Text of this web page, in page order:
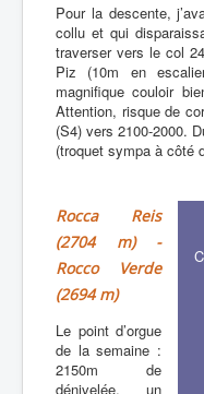
Pour la descente,
collu et qui
traverser vers le col
Piz (10m en
magnifique couloir
Attention, risque de
(S4) vers 2100-2000.
(troquet sympa à côté
Rocca Reis
(2704 m) -
Rocco Verde
(2694 m)
Le point d’orgue
de la semaine :
2150m de
dénivelée, un